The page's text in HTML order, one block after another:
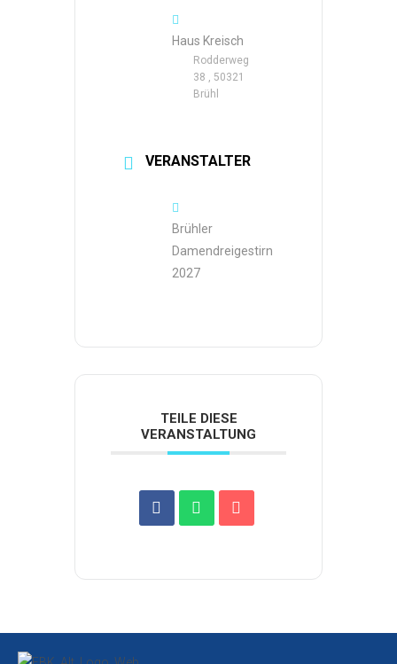
Haus Kreisch
Rodderweg
38 , 50321
Brühl
VERANSTALTER
Brühler
Damendreigestirn
2027
TEILE DIESE
VERANSTALTUNG